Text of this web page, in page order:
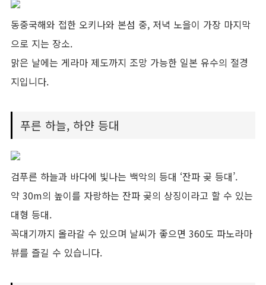
동중국해와 접한 오키나와 본섬 중, 저녁 노을이 가장 마지막
으로 지는 장소.
맑은 날에는 게라마 제도까지 조망 가능한 일본 유수의 절경
지입니다.
푸른 하늘, 하얀 등대
검푸른 하늘과 바다에 빛나는 백악의 등대 ‘잔파 곶 등대’.
약 30m의 높이를 자랑하는 잔파 곶의 상징이라고 할 수 있는
대형 등대.
꼭대기까지 올라갈 수 있으며 날씨가 좋으면 360도 파노라마
뷰를 즐길 수 있습니다.